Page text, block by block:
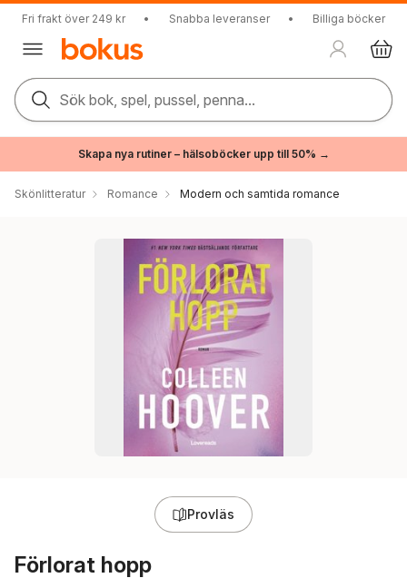
Fri frakt över 249 kr • Snabba leveranser • Billiga böcker
Sök bok, spel, pussel, penna...
Skapa nya rutiner – hälsoböcker upp till 50% →
Skönlitteratur Romance Modern och samtida romance
Provläs
Förlorat hopp